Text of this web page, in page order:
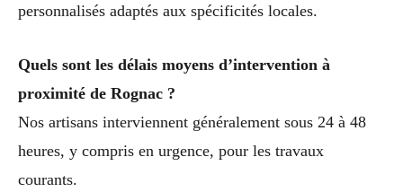
personnalisés adaptés aux spécificités locales.
Quels sont les délais moyens d’intervention à
proximité de Rognac ?
Nos artisans interviennent généralement sous 24 à 48
heures, y compris en urgence, pour les travaux
courants.